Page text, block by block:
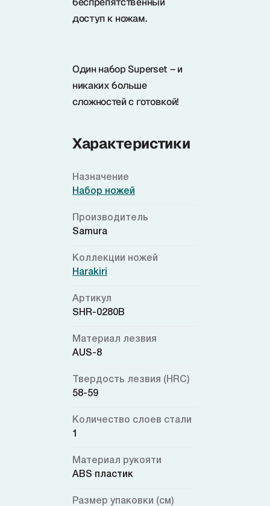
доступ к ножам.
Один набор Superset – и
никаких больше
сложностей с готовкой!
Характеристики
Назначение
Набор ножей
Производитель
Samura
Коллекции ножей
Harakiri
Артикул
SHR-0280B
Материал лезвия
AUS-8
Твердость лезвия (HRC)
58-59
Количество слоев стали
1
Материал рукояти
ABS пластик
Размер упаковки (см)